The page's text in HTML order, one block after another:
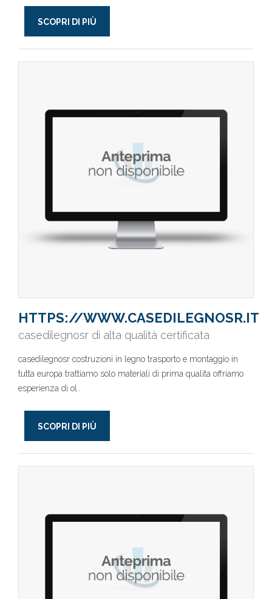
SCOPRI DI PIÙ
HTTPS://WWW.CASEDILEGNOSR.IT
casedilegnosr di alta qualità certificata
casedilegnosr costruzioni in legno trasporto e montaggio in
tutta europa trattiamo solo materiali di prima qualita offriamo
esperienza di ol..
SCOPRI DI PIÙ